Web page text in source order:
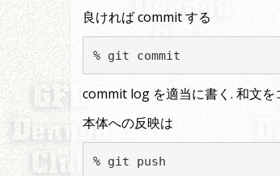
良ければ commit する
% git commit
commit log を適当に書く. 和文
本体への反映は
% git push